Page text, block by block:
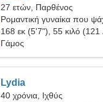
27 ετών, Παρθένος
Ρομαντική γυναίκα που
168 εκ (5'7"), 55 κιλό (121
Γάμος
Lydia
40 χρόνια, Ιχθύς